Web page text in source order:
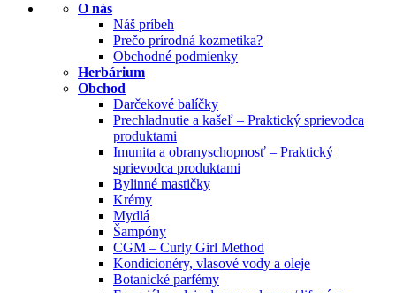
O nás
Náš príbeh
Prečo prírodná kozmetika?
Obchodné podmienky
Herbárium
Obchod
Darčekové balíčky
Prechladnutie a kašeľ – Praktický sprievodca
produktami
Imunita a obranyschopnosť – Praktický
sprievodca produktami
Bylinné mastičky
Krémy
Mydlá
Šampóny
CGM – Curly Girl Method
Kondicionéry, vlasové vody a oleje
Botanické parfémy